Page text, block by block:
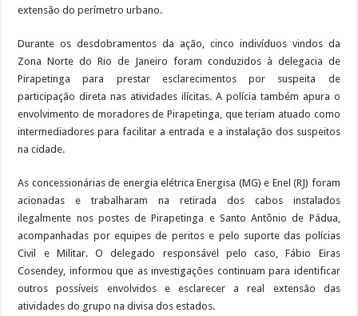
extensão do perímetro urbano.
Durante os desdobramentos da ação, cinco indivíduos vindos da
Zona Norte do Rio de Janeiro foram conduzidos à delegacia de
Pirapetinga para prestar esclarecimentos por suspeita de
participação direta nas atividades ilícitas. A polícia também apura o
envolvimento de moradores de Pirapetinga, que teriam atuado como
intermediadores para facilitar a entrada e a instalação dos suspeitos
na cidade.
As concessionárias de energia elétrica Energisa (MG) e Enel (RJ) foram
acionadas e trabalharam na retirada dos cabos instalados
ilegalmente nos postes de Pirapetinga e Santo Antônio de Pádua,
acompanhadas por equipes de peritos e pelo suporte das polícias
Civil e Militar. O delegado responsável pelo caso, Fábio Eiras
Cosendey, informou que as investigações continuam para identificar
outros possíveis envolvidos e esclarecer a real extensão das
atividades do grupo na divisa dos estados.